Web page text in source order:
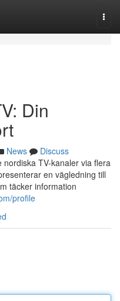
Din
News
Discuss
TV-kanaler via flera
en vägledning till
täcker information
profile